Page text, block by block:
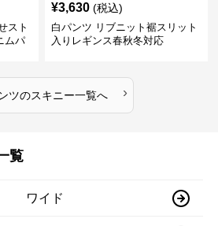
スト
ムパ
¥3,630 (税込)
白パンツ リブニット裾スリット
入りレギンス春秋冬対応
ツのスキニー一覧へ ›
覧
ワイド